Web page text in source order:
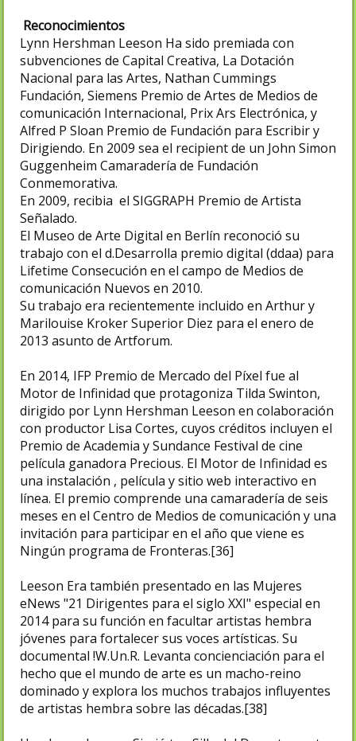
Reconocimientos
Lynn Hershman Leeson Ha sido premiada con
subvenciones de Capital Creativa, La Dotación
Nacional para las Artes, Nathan Cummings
Fundación, Siemens Premio de Artes de Medios de
comunicación Internacional, Prix Ars Electrónica, y
Alfred P Sloan Premio de Fundación para Escribir y
Dirigiendo. En 2009 sea el recipient de un John Simon
Guggenheim Camaradería de Fundación
Conmemorativa.
En 2009, recibia el SIGGRAPH Premio de Artista
Señalado.
El Museo de Arte Digital en Berlín reconoció su
trabajo con el d.Desarrolla premio digital (ddaa) para
Lifetime Consecución en el campo de Medios de
comunicación Nuevos en 2010.
Su trabajo era recientemente incluido en Arthur y
Marilouise Kroker Superior Diez para el enero de
2013 asunto de Artforum.
En 2014, IFP Premio de Mercado del Píxel fue al
Motor de Infinidad que protagoniza Tilda Swinton,
dirigido por Lynn Hershman Leeson en colaboración
con productor Lisa Cortes, cuyos créditos incluyen el
Premio de Academia y Sundance Festival de cine
película ganadora Precious. El Motor de Infinidad es
una instalación , película y sitio web interactivo en
línea. El premio comprende una camaradería de seis
meses en el Centro de Medios de comunicación y una
invitación para participar en el año que viene es
Ningún programa de Fronteras.[36]​
Leeson Era también presentado en las Mujeres
eNews "21 Dirigentes para el siglo XXI" especial en
2014 para su función en facultar artistas hembra
jóvenes para fortalecer sus voces artísticas. Su
documental !W.Un.R. Levanta concienciación para el
hecho que el mundo de arte es un macho-reino
dominado y explora los muchos trabajos influyentes
de artistas hembra sobre las décadas.[38]​